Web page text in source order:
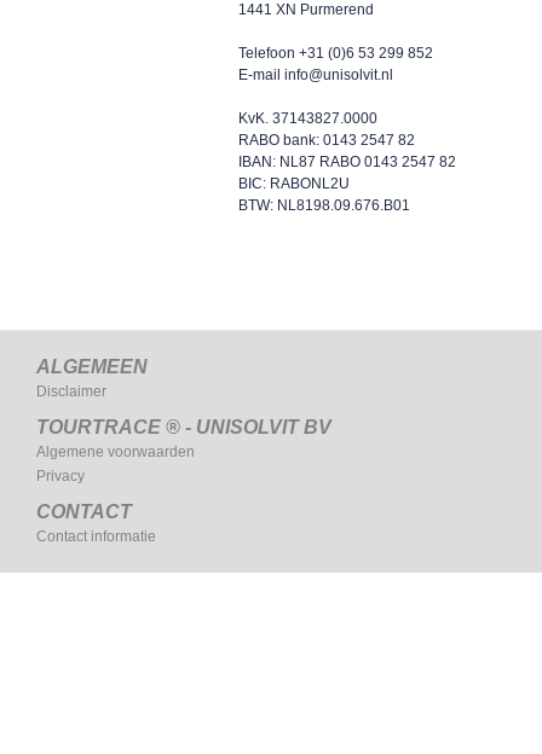
1441 XN Purmerend
Telefoon +31 (0)6 53 299 852
E-mail info@unisolvit.nl
KvK. 37143827.0000
RABO bank: 0143 2547 82
IBAN: NL87 RABO 0143 2547 82
BIC: RABONL2U
BTW: NL8198.09.676.B01
ALGEMEEN
Disclaimer
TOURTRACE ® - UNISOLVIT BV
Algemene voorwaarden
Privacy
CONTACT
Contact informatie